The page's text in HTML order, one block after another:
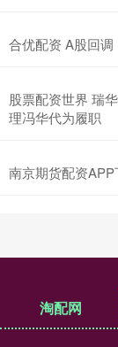
合优配资 A股回调
股票配资世界 瑞
理冯华代为履职
南京期货配资
淘配网